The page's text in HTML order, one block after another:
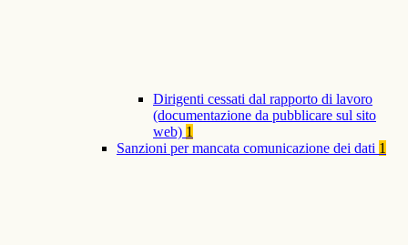
Dirigenti cessati dal rapporto di lavoro
(documentazione da pubblicare sul sito
web) 1
Sanzioni per mancata comunicazione dei dati 1